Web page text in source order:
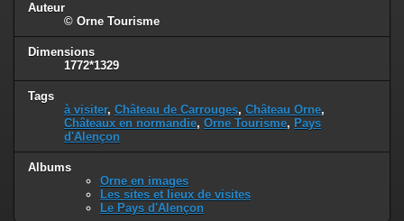
Auteur
© Orne Tourisme
Dimensions
1772*1329
Tags
à visiter, Château de Carrouges, Château Orne,
Châteaux en normandie, Orne Tourisme, Pays
d'Alençon
Albums
Orne en images
Les sites et lieux de visites
Le Pays d'Alençon